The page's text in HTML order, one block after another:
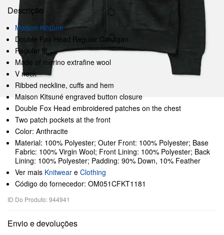
Descrição
Maison Kitsuné
Double Fox Head Regular Cardigan
Regular fit
Made of merino extrafine wool
V neck
Ribbed neckline, cuffs and hem
Maison Kitsuné engraved button closure
Double Fox Head embroidered patches on the chest
Two patch pockets at the front
Color: Anthracite
Material: 100% Polyester; Outer Front: 100% Polyester; Base
Fabric: 100% Virgin Wool; Front Lining: 100% Polyester; Back
Lining: 100% Polyester; Padding: 90% Down, 10% Feather
Ver mais Knitwear e Clothing
Código do fornecedor: OM051CFKT1181
ID Do Produto: 944941
Envio e devoluções